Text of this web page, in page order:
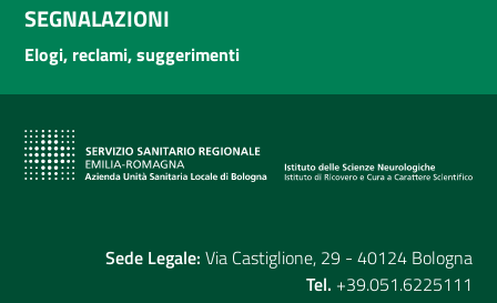
SEGNALAZIONI
Elogi, reclami, suggerimenti
Sede Legale: Via Castiglione, 29 - 40124 Bologna
Tel. +39.051.6225111